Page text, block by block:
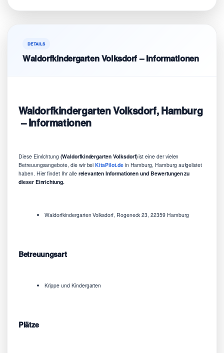
DETAILS
Waldorfkindergarten Volksdorf – Informationen
Waldorfkindergarten Volksdorf, Hamburg
– Informationen
Diese Einrichtung (Waldorfkindergarten Volksdorf)ist eine der vielen
Betreuungsangebote, die wir beiKitaPilot.dein Hamburg, Hamburg aufgelistet
haben. Hier findet Ihr allerelevanten Informationen und Bewertungen zu
dieser Einrichtung.
Waldorfkindergarten Volksdorf, Rogeneck 23, 22359 Hamburg
Betreuungsart
Krippe und Kindergarten
Plätze